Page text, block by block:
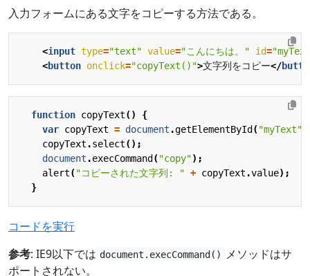
入力フォームにある文字をコピーする方法である。
<input type="text" value="こんにちは。" id=
<button onclick="copyText()">文字列をコピー</
function copyText()
{
var copyText = document .getElementById ("myText"
copyText .select();
document .execCommand ("copy");
alert("コピーされた文字列: " + copyText .value);
}
コードを実行
参考: IE9以下では document.execCommand()
メソッドはサ
ポートされない。